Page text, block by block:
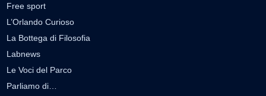
Free sport
L’Orlando Curioso
La Bottega di Filosofia
Labnews
Le Voci del Parco
Parliamo di…